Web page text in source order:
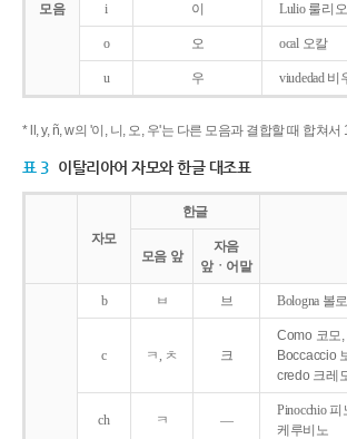
모음 i 이 Lulio 룰리오
o 오 ocal 오칼
u 우 viudedad 비
* ll, y, ñ, w의 '이, 니, 오, 우'는 다른 모음과 결합할 때 합쳐서
표 3 이탈리아어 자모와 한글 대조표
자모
한글
모음 앞
자음
앞ㆍ어말
b ㅂ 브 Bologna 볼
c ㅋ, ㅊ 크
Como 코모
Boccaccio
credo 크레
ch ㅋ ―
Pinocchio 피
케루비노